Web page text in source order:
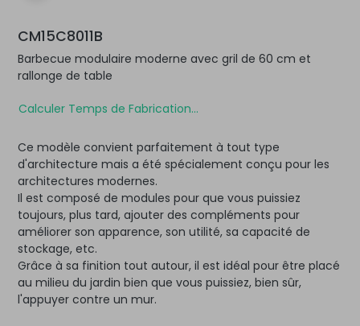
CM15C8011B
Barbecue modulaire moderne avec gril de 60 cm et
rallonge de table
Calculer Temps de Fabrication...
Ce modèle convient parfaitement à tout type
d'architecture mais a été spécialement conçu pour les
architectures modernes.
Il est composé de modules pour que vous puissiez
toujours, plus tard, ajouter des compléments pour
améliorer son apparence, son utilité, sa capacité de
stockage, etc.
Grâce à sa finition tout autour, il est idéal pour être placé
au milieu du jardin bien que vous puissiez, bien sûr,
l'appuyer contre un mur.